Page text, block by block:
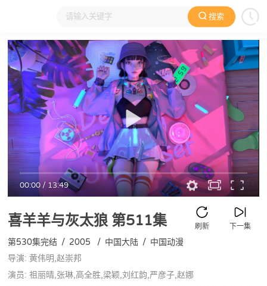
搜索
大家在看 日本动漫 国产动漫 欧美动漫 动漫电影
00:00/13:49
喜羊羊与灰太狼第511集 下一集
刷新
第530集完结 / 2005 / 中国大陆 / 中国动漫
导演: 黄伟明,赵崇邦
演员: 祖丽晴,张琳,高全胜,梁颖,刘红韵,严彦子,赵娜